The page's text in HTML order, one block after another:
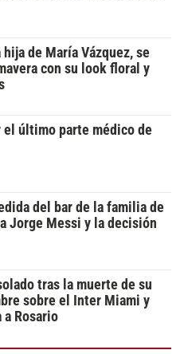
de María Vázquez, se
con su look floral y
el último parte médico de
del bar de la familia de
Jorge Messi y la decisión
tras la muerte de su
sobre el Inter Miami y
Rosario